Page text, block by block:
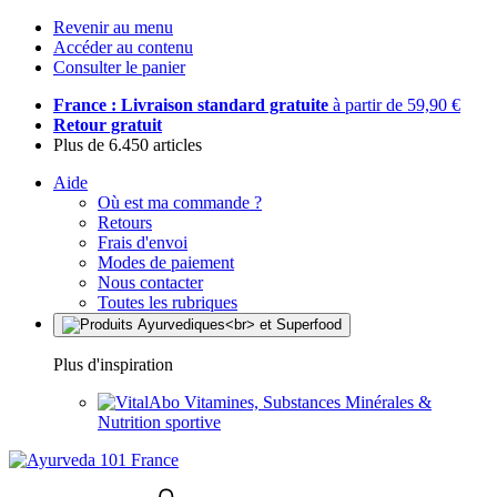
Revenir au menu
Accéder au contenu
Consulter le panier
France : Livraison standard gratuite à partir de 59,90 €
Retour gratuit
Plus de 6.450 articles
Aide
Où est ma commande ?
Retours
Frais d'envoi
Modes de paiement
Nous contacter
Toutes les rubriques
Plus d'inspiration
Vitamines, Substances Minérales &
Nutrition sportive